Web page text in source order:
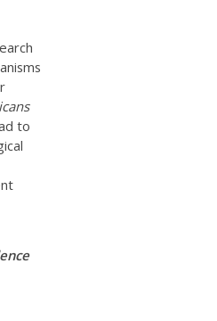
to